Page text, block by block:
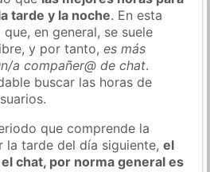
tarde y la noche. En esta
en general, se suele
y por tanto,es más
a compañer@ de chat.
buscar las horas de
que comprende la
la tarde del día siguiente,el
chat, por norma general es